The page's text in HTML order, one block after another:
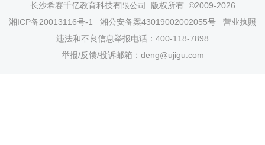
长沙希赛千亿教育科技有限公司
版权所有 ©2009-2026
湘ICP备20013116号-1
湘公安备案43019002002055号
营业执照
违法和不良信息举报电话：400-118-7898
举报/反馈/投诉邮箱：deng@ujigu.com